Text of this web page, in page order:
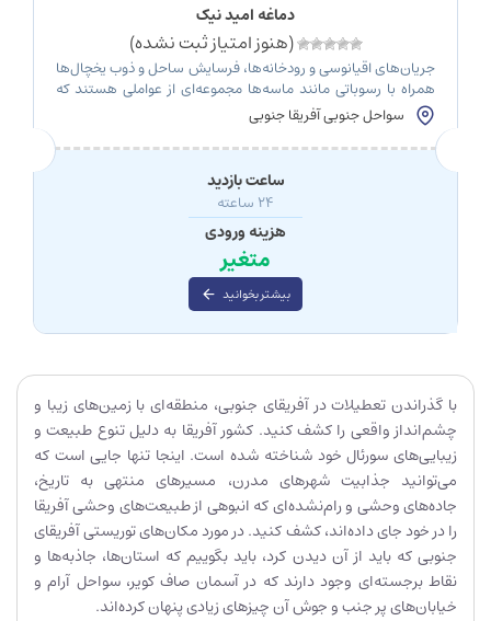
دماغه امید نیک
(هنوز امتیاز ثبت نشده)
جریان‌های اقیانوسی و رودخانه‌ها، فرسایش ساحل و ذوب یخچال‌ها
همراه با رسوباتی مانند ماسه‌ها مجموعه‌ای از عواملی هستند که
کیپ یا دماغه را می‌سازند. در واقع طی میلیون‌ها سال لایه‌های
رسوب‌شده شکل‌هایی نوک تیز را تشکیل می‌دهند که تحت عنوان
دماغه شناخته می‌شود. دماغه امید نیک در شبه جزیره کیپ در
آفریقای جنوبی واقع شده […]
سواحل جنوبی آفریقا جنوبی
ساعت بازدید
24 ساعته
هزینه ورودی
متغیر
بیشتر بخوانید
با گذراندن تعطیلات در آفریقای جنوبی، منطقه‌ای با زمین‌های زیبا و
چشم‌انداز واقعی را کشف کنید. کشور آفریقا به دلیل تنوع طبیعت و
زیبایی‌های سورئال خود شناخته شده است. اینجا تنها جایی است که
می‌توانید جذابیت شهرهای مدرن، مسیرهای منتهی به تاریخ،
جاده‌های وحشی و رام‌نشده‌ای که انبوهی از طبیعت‌های وحشی آفریقا
را در خود جای داده‌اند، کشف کنید. در مورد مکان‌های توریستی آفریقای
جنوبی که باید از آن دیدن کرد، باید بگوییم که استان‌ها، جاذبه‌ها و
نقاط برجسته‌ای وجود دارند که در آسمان صاف کویر، سواحل آرام و
خیابان‌های پر جنب و جوش آن چیزهای زیادی پنهان کرده‌اند.